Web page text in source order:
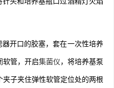
开口的胶塞，套在一次性培养
软管，开启集菌仪 ，将培养基泵
子夹住弹性软管定位处的两根